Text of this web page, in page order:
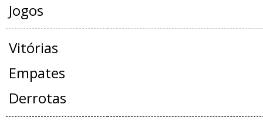
Jogos
Vitórias
Empates
Derrotas